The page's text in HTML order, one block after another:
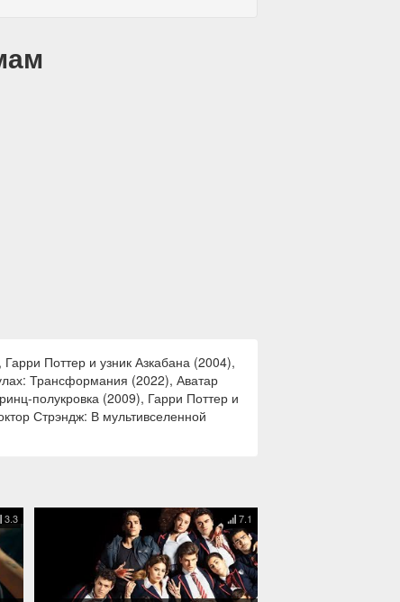
Поттер и узник Азкабана (2004),
Трансформания (2022), Аватар
полукровка (2009), Гарри Поттер и
Стрэндж: В мультивселенной
3.3 7.1